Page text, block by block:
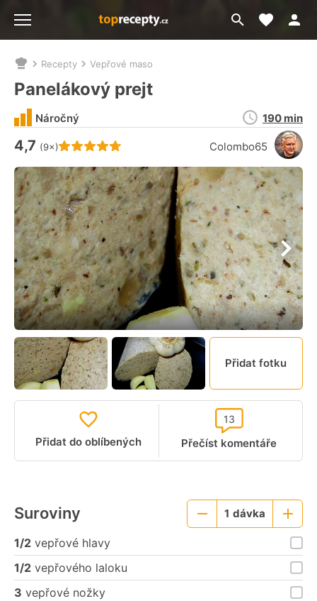
Přejít
na
Moje
Nacházíte
se
zde:
Recepty Vepřové maso
Panelákový prejt
Hodnocení receptu je
4,7 (9×) Colombo65
Náročný
Doba
přípravy
190 min
Přidat fotku
Přidat do oblíbených Přečíst komentáře
13
Suroviny
Menší
1 dávka
Větší
porce
1/2 vepřové hlavy
1/2 vepřového laloku
3 vepřové nožky